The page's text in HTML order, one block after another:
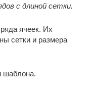
с длиной сетки.
ячеек. Их
сетки и размера
шаблона.